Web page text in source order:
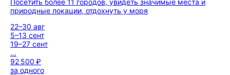
Посетить более 11 городов, увидеть значимые места и
природные локации, отдохнуть у моря
22–30 авг
5–13 сент
19–27 сент
...
92 500 ₽
за одного